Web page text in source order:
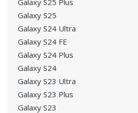
Galaxy S25 Plus
Galaxy S25
Galaxy S24 Ultra
Galaxy S24 FE
Galaxy S24 Plus
Galaxy S24
Galaxy S23 Ultra
Galaxy S23 Plus
Galaxy S23